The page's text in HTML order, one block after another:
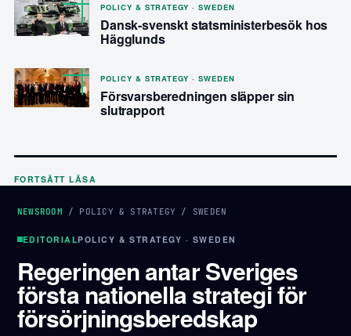
POLICY & STRATEGY · SWEDEN
Dansk-svenskt statsministerbesök hos
Hägglunds
POLICY & STRATEGY · SWEDEN
Försvarsberedningen släpper sin
slutrapport
FORTSÄTT LÄSA
NEWSROOM / POLICY & STRATEGY / SWEDEN
EDITORIALPOLICY & STRATEGY · SWEDEN
Regeringen antar Sveriges
första nationella strategi för
försörjningsberedskap